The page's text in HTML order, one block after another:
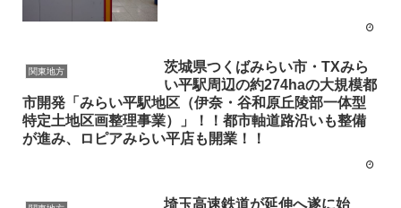
関東地方
茨城県つくばみらい市・TXみら
い平駅周辺の約274haの大規模都
市開発「みらい平駅地区（伊奈・谷和原丘陵部一体型
特定土地区画整理事業）」！！都市軸道路沿いも整備
が進み、ロピアみらい平店も開業！！
埼玉高速鉄道が延伸へ遂に始